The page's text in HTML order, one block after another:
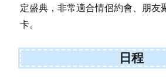
定盛典，非常適合情侶約會、朋友
卡。
日程